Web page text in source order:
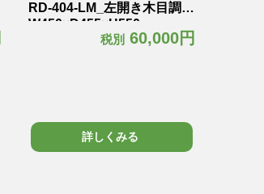
RD-404-LM_左開き木目調
W450×D455×H550mm
税別 60,000円
詳しくみる